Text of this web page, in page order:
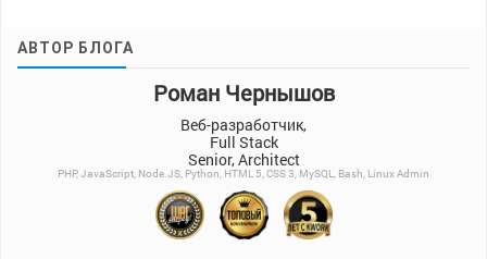
АВТОР БЛОГА
Роман Чернышов
Веб-разработчик,
Full Stack
Senior, Architect
PHP, JavaScript, Node.JS, Python, HTML 5, CSS 3, MySQL, Bash, Linux Admin